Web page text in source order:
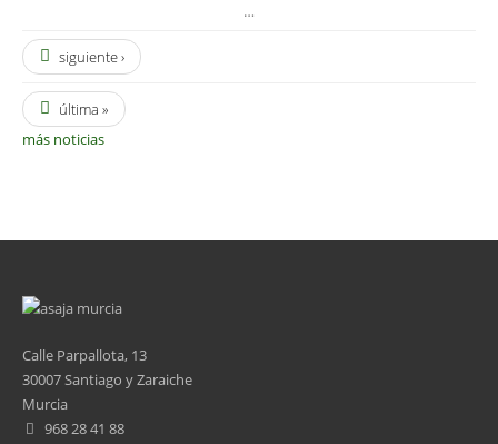
…
siguiente ›
última »
más noticias
Calle Parpallota, 13
30007 Santiago y Zaraiche
Murcia
968 28 41 88